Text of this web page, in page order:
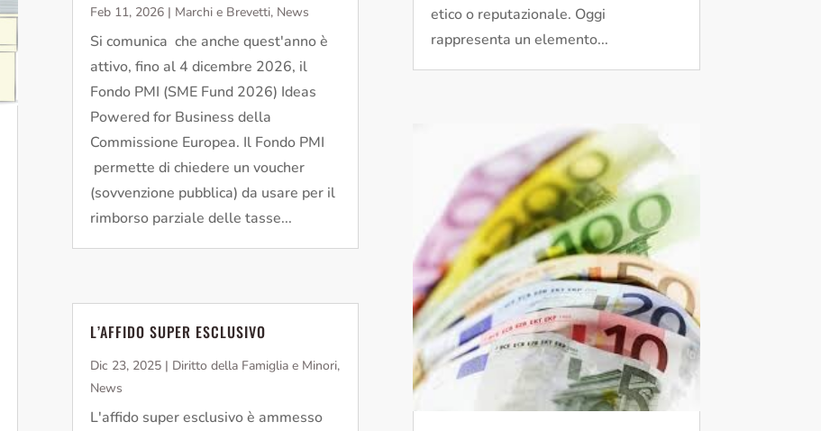
Feb 11, 2026| Marchi e Brevetti, News
Si comunica che anche quest'anno è
attivo, fino al 4 dicembre 2026, il
Fondo PMI (SME Fund 2026) Ideas
Powered for Business della
Commissione Europea. Il Fondo PMI
permette di chiedere un voucher
(sovvenzione pubblica) da usare per il
rimborso parziale delle tasse...
L’AFFIDO SUPER ESCLUSIVO
Dic 23, 2025| Diritto della Famiglia e Minori,
News
L'affido super esclusivo è ammesso
etico o reputazionale. Oggi
rappresenta un elemento...